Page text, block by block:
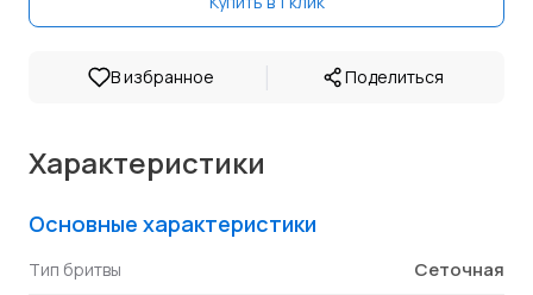
В избранное | Поделиться
Характеристики
Основные характеристики
Тип бритвы Сеточная